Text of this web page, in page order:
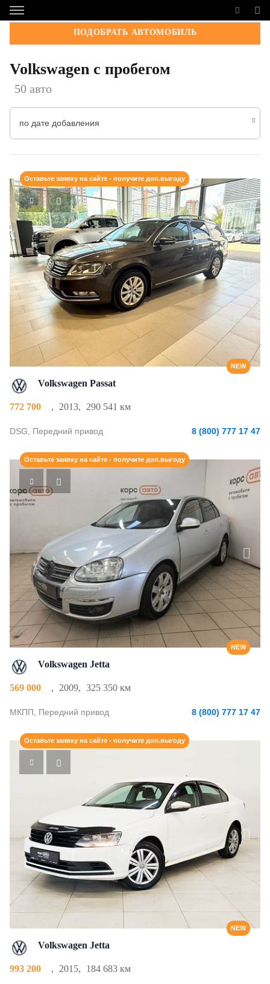
ПОДОБРАТЬ АВТОМОБИЛЬ
Volkswagen с пробегом
50 авто
по дате добавления
NEW
Оставьте заявку на сайте - получите доп.выгоду
Volkswagen Passat
772 700 , 2013, 290 541 км
DSG, Передний привод 8 (800) 777 17 47
NEW
Оставьте заявку на сайте - получите доп.выгоду
Volkswagen Jetta
569 000 , 2009, 325 350 км
МКПП, Передний привод 8 (800) 777 17 47
NEW
Оставьте заявку на сайте - получите доп.выгоду
Volkswagen Jetta
993 200 , 2015, 184 683 км